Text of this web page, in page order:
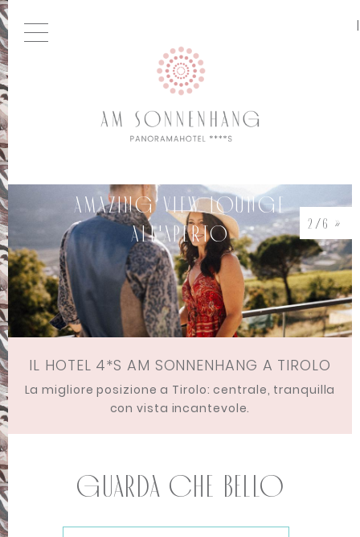
AMAZING VIEW LOUNGE
ALL'APERTO
3/6 »
IL HOTEL 4*S AM SONNENHANG A TIROLO
La migliore posizione a Tirolo: centrale, tranquilla
con vista incantevole.
Guarda che bello